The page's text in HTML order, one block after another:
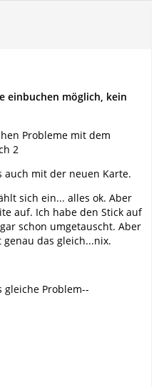
einbuchen möglich, kein
Probleme mit dem
2
mit der neuen Karte.
sich ein... alles ok. Aber
auf. Ich habe den Stick auf
schon umgetauscht. Aber
das gleich...nix.
gleiche Problem--